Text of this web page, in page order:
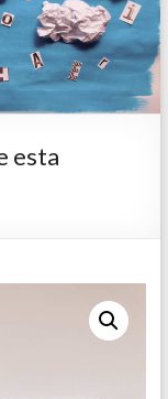
Ana
Meilán
esta